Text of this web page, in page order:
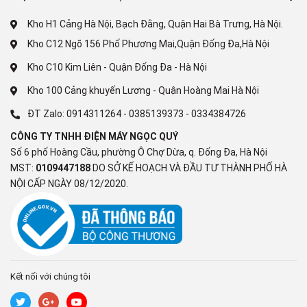
Chăn mền
Diệt khuẩn
Đồ cotton
Đồ len
Công nghệ giặt:
Công nghệ AI DD bảo vệ sợi vảiCông nghệ
TurboWash360
Công nghệ sấy:
Kho H1 Cảng Hà Nội, Bạch Đằng, Quận Hai Bà Trưng, Hà Nội.
Kho C12 Ngõ 156 Phố Phương Mai,Quận Đống Đa,Hà Nội
Kho C10 Kim Liên - Quận Đống Đa - Hà Nội
Kho 100 Cảng khuyến Lương - Quận Hoàng Mai Hà Nội
ĐT Zalo: 0914311264 - 0385139373 - 0334384726
CÔNG TY TNHH ĐIỆN MÁY NGỌC QUÝ
Số 6 phố Hoàng Cầu, phường Ô Chợ Dừa, q. Đống Đa, Hà Nội
MST: 0109447188 DO SỞ KẾ HOẠCH VÀ ĐẦU TƯ THÀNH PHỐ HÀ
NỘI CẤP NGÀY 08/12/2020.
Kết nối với chúng tôi